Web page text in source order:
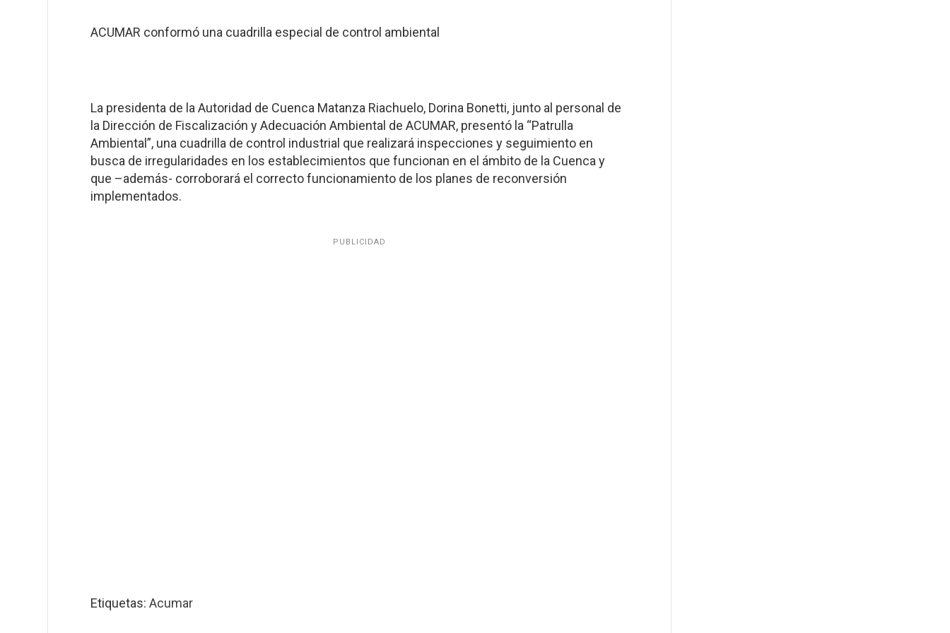
ACUMAR conformó una cuadrilla especial de control ambiental
La presidenta de la Autoridad de Cuenca Matanza Riachuelo, Dorina Bonetti, junto al personal de
la Dirección de Fiscalización y Adecuación Ambiental de ACUMAR, presentó la “Patrulla
Ambiental”, una cuadrilla de control industrial que realizará inspecciones y seguimiento en
busca de irregularidades en los establecimientos que funcionan en el ámbito de la Cuenca y
que –además- corroborará el correcto funcionamiento de los planes de reconversión
implementados.
PUBLICIDAD
Etiquetas:Acumar